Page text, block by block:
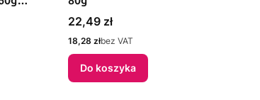
Cena
22,49 zł
Cena
18,28 złbez VAT
Do koszyka